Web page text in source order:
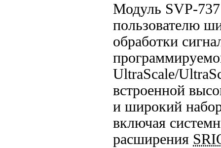
Модуль SVP-737
пользователю
обработки
UltraScale/
встроенной
и широкий
включая
расширения